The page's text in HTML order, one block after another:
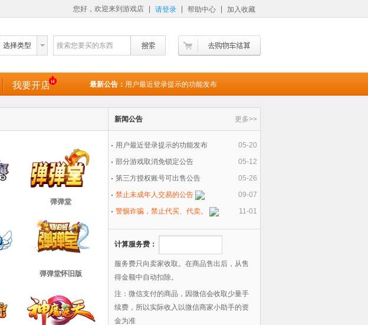
您好，欢迎来到游戏店 请登录 帮助中心 加入收藏
选择类型 搜索您要买的东西
最新公告： 用户最近登录提示的功能发布
我要开店
弹弹堂
弹弹堂怀旧版
新闻公告 更多>>
05-20
用户最近登录提示的功能发布
05-12
部分游戏取消免锁定公告
05-26
第三方授权账号可出售公告
09-07
禁止未成年人交易的公告
11-01
警惕诈骗，禁止代买、代卖。
计算服务费：
服务费只向卖家收取。在商品售出后，从售
得金额中自动扣除。
注：微信支付的商品，因微信会收取少量手
续费，所以实际收入以微信商家小助手的资
金为准